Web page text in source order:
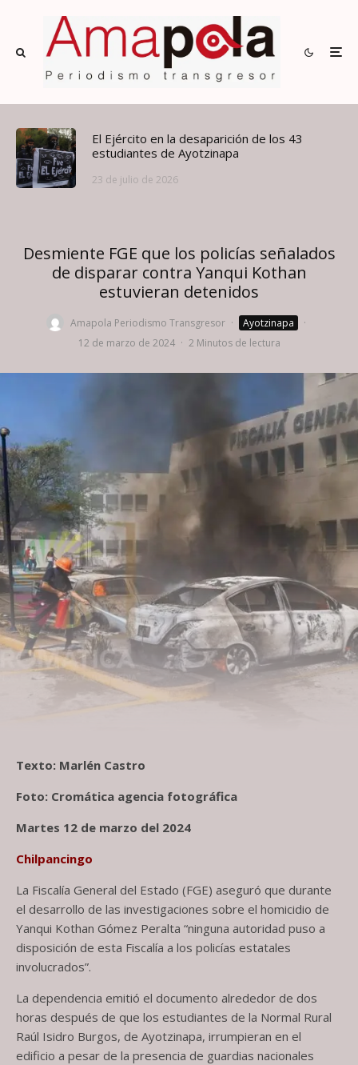
El Ejército en la desaparición de los 43
estudiantes de Ayotzinapa
23 de julio de 2026
Desmiente FGE que los policías señalados
de disparar contra Yanqui Kothan
estuvieran detenidos
Amapola Periodismo Transgresor · Ayotzinapa
·
12 de marzo de 2024 · 2 Minutos de lectura
Texto: Marlén Castro
Foto: Cromática agencia fotográfica
Martes 12 de marzo del 2024
Chilpancingo
La Fiscalía General del Estado (FGE) aseguró que durante
el desarrollo de las investigaciones sobre el homicidio de
Yanqui Kothan Gómez Peralta “ninguna autoridad puso a
disposición de esta Fiscalía a los policías estatales
involucrados”.
La dependencia emitió el documento alrededor de dos
horas después de que los estudiantes de la Normal Rural
Raúl Isidro Burgos, de Ayotzinapa, irrumpieran en el
edificio a pesar de la presencia de guardias nacionales